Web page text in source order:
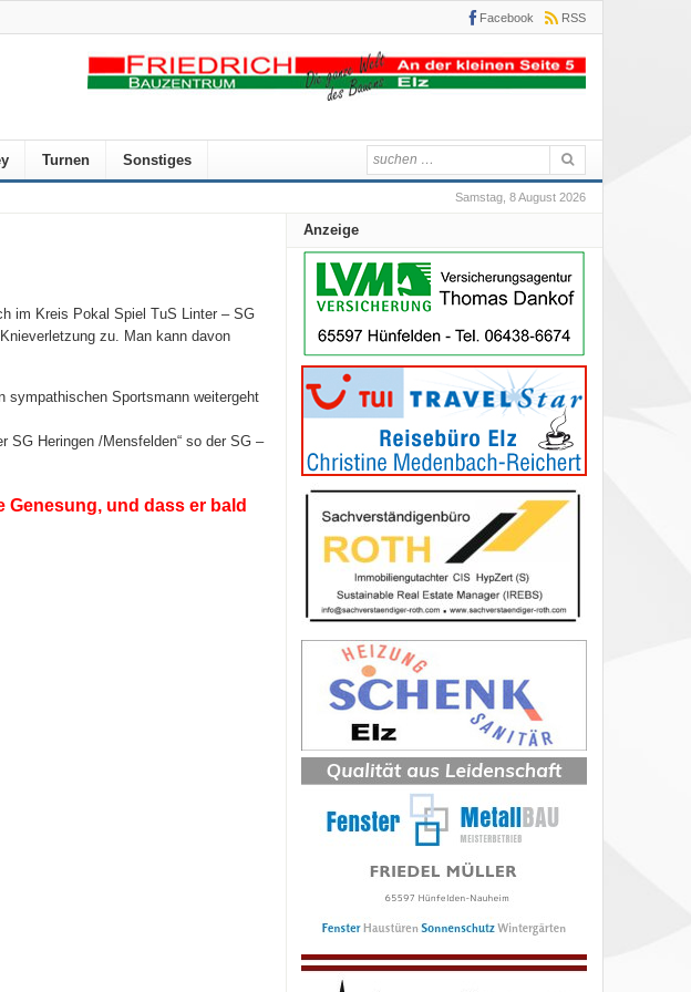
Facebook RSS
Turnen Sonstiges
Samstag, 8 August 2026
im Kreis Pokal Spiel TuS Linter – SG
zu. Man kann davon
sympathischen Sportsmann weitergeht
SG Heringen /Mensfelden“ so der SG –
Genesung, und dass er bald
Anzeige